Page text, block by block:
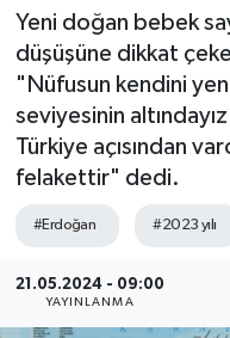
Yeni doğan bebek
düşüşüne dikkat
"Nüfusun kendini
seviyesinin
Türkiye açısından
felakettir" dedi.
#Erdoğan #2023 yılı
21.05.2024 - 09:00
YAYINLANMA
Magazin
Haber Arşivi